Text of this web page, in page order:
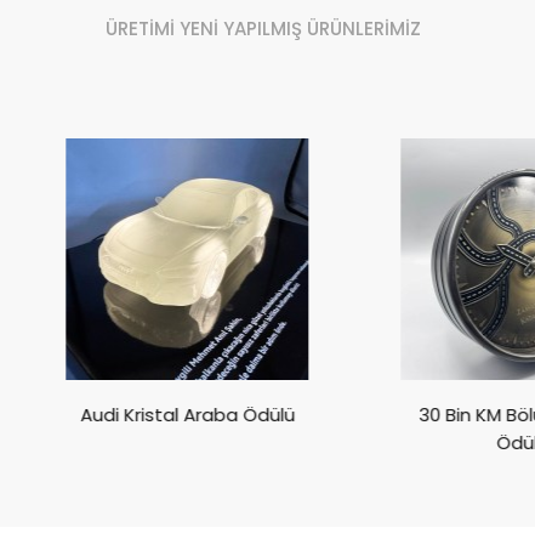
ÜRETİMİ YENİ YAPILMIŞ ÜRÜNLERİMİZ
Audi Kristal Araba Ödülü
30 Bin KM Bölünmüş Yol